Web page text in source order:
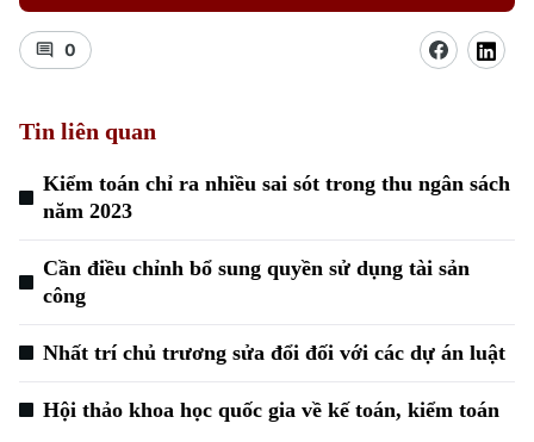
Đất đai
Xe máy
Tin tức
Tuyển sinh
Hướng nghiệp
Văn hóa
Làng nghề
Di tích
Dinh dưỡng
Tư vấn sức khỏe
Bóng đá
Quần vợt
Giải trí
Đã phát sóng
Tòa soạn Tòa soạn
0
Tin liên quan
Kiểm toán chỉ ra nhiều sai sót trong thu ngân sách
năm 2023
Cần điều chỉnh bổ sung quyền sử dụng tài sản
công
Nhất trí chủ trương sửa đổi đối với các dự án luật
Hội thảo khoa học quốc gia về kế toán, kiểm toán